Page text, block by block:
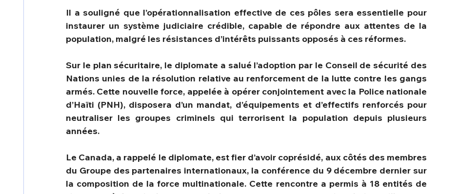
Il a souligné que l’opérationnalisation effective de ces pôles sera essentielle pour
instaurer un système judiciaire crédible, capable de répondre aux attentes de la
population, malgré les résistances d’intérêts puissants opposés à ces réformes.
Sur le plan sécuritaire, le diplomate a salué l’adoption par le Conseil de sécurité des
Nations unies de la résolution relative au renforcement de la lutte contre les gangs
armés. Cette nouvelle force, appelée à opérer conjointement avec la Police nationale
d’Haïti (PNH), disposera d’un mandat, d’équipements et d’effectifs renforcés pour
neutraliser les groupes criminels qui terrorisent la population depuis plusieurs
années.
Le Canada, a rappelé le diplomate, est fier d’avoir coprésidé, aux côtés des membres
du Groupe des partenaires internationaux, la conférence du 9 décembre dernier sur
la composition de la force multinationale. Cette rencontre a permis à 18 entités de